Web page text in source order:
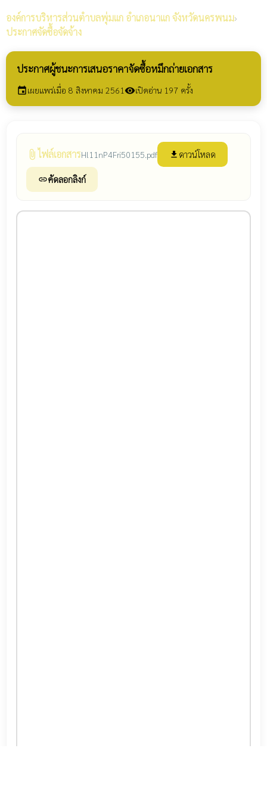
องค์การบริหารส่วนตำบลพุ่มแก อำเภอนาแก จังหวัดนครพนม›
ประกาศจัดซื้อจัดจ้าง
ประกาศผู้ชนะการเสนอราคาจัดซื้อหมึกถ่ายเอกสาร
eventเผยแพร่เมื่อ 8 สิงหาคม 2561 visibilityเปิดอ่าน 197 ครั้ง
attach_file ไฟล์เอกสารHl11nP4Fri50155.pdf file_download ดาวน์โหลด
linkคัดลอกลิงก์